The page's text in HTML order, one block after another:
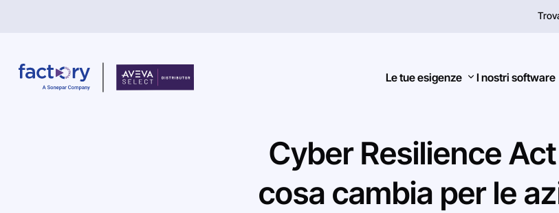
Le tue esigenze I nostri software
Ricerca
Cyber Resilience Act
cosa cambia per le